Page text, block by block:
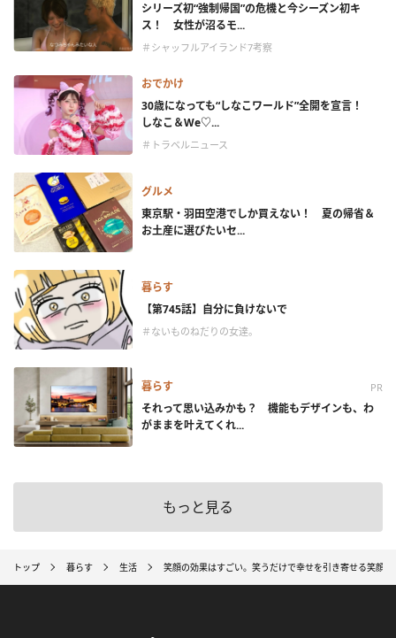
シリーズ初“強制帰国”の危機と今シーズン初キ
ス！ 女性が沼るモ...
＃シャッフルアイランド7考察
おでかけ
30歳になっても“しなこワールド”全開を宣言！
しなこ＆We♡...
＃トラベルニュース
グルメ
東京駅・羽田空港でしか買えない！ 夏の帰省＆
お土産に選びたいセ...
暮らす
【第745話】自分に負けないで
＃ないものねだりの女達。
暮らす PR
それって思い込みかも？ 機能もデザインも、わ
がままを叶えてくれ...
もっと見る
トップ 暮らす 生活 笑顔の効果はすごい。笑うだけで幸せを引き寄せる笑顔の